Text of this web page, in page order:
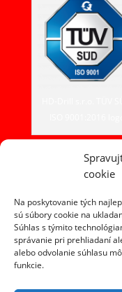
cookie
Na poskytovanie tých
sú súbory cookie na
Súhlas s týmito
správanie pri prehliadaní
alebo odvolanie súhlasu
funkcie.
HD-DRILL, s.r.o.
Fojtová 365
023 54 Turzovka
tel. +421 907 601